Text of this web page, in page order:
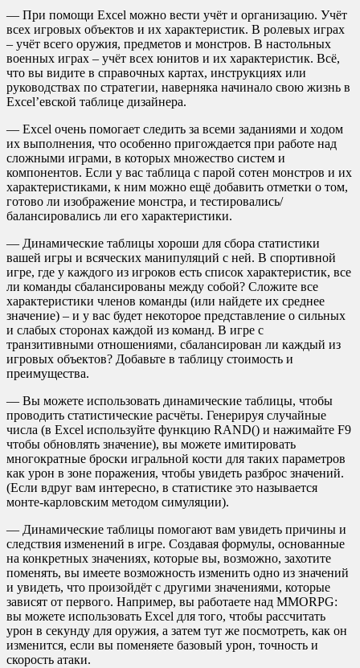
— При помощи Excel можно вести учёт и организацию. Учёт
всех игровых объектов и их характеристик. В ролевых играх
– учёт всего оружия, предметов и монстров. В настольных
военных играх – учёт всех юнитов и их характеристик. Всё,
что вы видите в справочных картах, инструкциях или
руководствах по стратегии, наверняка начинало свою жизнь в
Excel’евской таблице дизайнера.
— Excel очень помогает следить за всеми заданиями и ходом
их выполнения, что особенно пригождается при работе над
сложными играми, в которых множество систем и
компонентов. Если у вас таблица с парой сотен монстров и их
характеристиками, к ним можно ещё добавить отметки о том,
готово ли изображение монстра, и тестировались/
балансировались ли его характеристики.
— Динамические таблицы хороши для сбора статистики
вашей игры и всяческих манипуляций с ней. В спортивной
игре, где у каждого из игроков есть список характеристик, все
ли команды сбалансированы между собой? Сложите все
характеристики членов команды (или найдете их среднее
значение) – и у вас будет некоторое представление о сильных
и слабых сторонах каждой из команд. В игре с
транзитивными отношениями, сбалансирован ли каждый из
игровых объектов? Добавьте в таблицу стоимость и
преимущества.
— Вы можете использовать динамические таблицы, чтобы
проводить статистические расчёты. Генерируя случайные
числа (в Excel используйте функцию RAND() и нажимайте F9
чтобы обновлять значение), вы можете имитировать
многократные броски игральной кости для таких параметров
как урон в зоне поражения, чтобы увидеть разброс значений.
(Если вдруг вам интересно, в статистике это называется
монте-карловским методом симуляции).
— Динамические таблицы помогают вам увидеть причины и
следствия изменений в игре. Создавая формулы, основанные
на конкретных значениях, которые вы, возможно, захотите
поменять, вы имеете возможность изменить одно из значений
и увидеть, что произойдёт с другими значениями, которые
зависят от первого. Например, вы работаете над MMORPG:
вы можете использовать Excel для того, чтобы рассчитать
урон в секунду для оружия, а затем тут же посмотреть, как он
изменится, если вы поменяете базовый урон, точность и
скорость атаки.